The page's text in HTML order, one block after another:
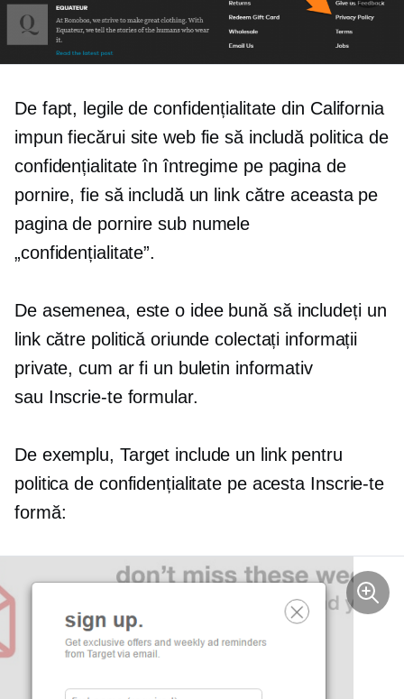
De fapt, legile de confidențialitate din California
impun fiecărui site web fie să includă politica de
confidențialitate în întregime pe pagina de
pornire, fie să includă un link către aceasta pe
pagina de pornire sub numele
„confidențialitate”.
De asemenea, este o idee bună să includeți un
link către politică oriunde colectați informații
private, cum ar fi un buletin informativ
sau Inscrie-teformular.
De exemplu, Target include un link pentru
politica de confidențialitate pe acesta Inscrie-te
formă: